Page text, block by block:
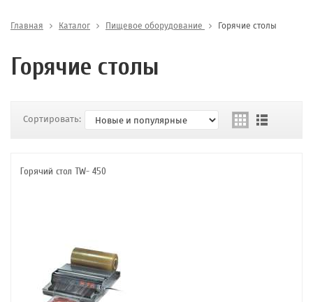
Главная Каталог Пищевое оборудование Горячие столы
Горячие столы
Сортировать:
Горячий стол TW- 450